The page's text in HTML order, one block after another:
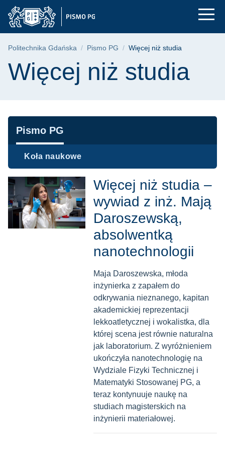
Przejdź
do
menu
Przejdź
do
wyszukiwarki
Przejdź
do
treści
Więcej niż studia |
Ścieżka nawigacyjna
Politechnika Gdańska Pismo PG Więcej niż studia
Treść strony
Więcej niż studia
Nawigacja
Pismo PG
Koła naukowe
Więcej niż studia –
wywiad z inż. Mają
Daroszewską,
absolwentką
nanotechnologii
Maja Daroszewska, młoda
inżynierka z zapałem do
odkrywania nieznanego, kapitan
akademickiej reprezentacji
lekkoatletycznej i wokalistka, dla
której scena jest równie naturalna
jak laboratorium. Z wyróżnieniem
ukończyła nanotechnologię na
Wydziale Fizyki Technicznej i
Matematyki Stosowanej PG, a
teraz kontynuuje naukę na
studiach magisterskich na
inżynierii materiałowej.